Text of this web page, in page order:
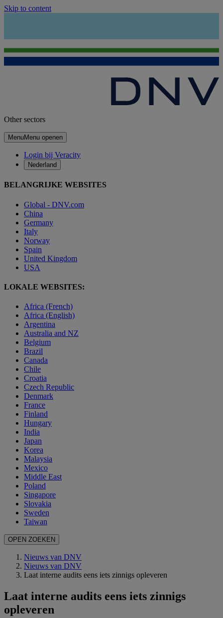
Skip to content
Other sectors
MenuMenu openen
Login bij Veracity
Nederland
BELANGRIJKE WEBSITES
Global - DNV.com
China
Germany
Italy
Norway
Spain
United Kingdom
USA
LOKALE WEBSITES:
Africa (French)
Africa (English)
Argentina
Australia and NZ
Belgium
Brazil
Canada
Chile
Croatia
Czech Republic
Denmark
France
Finland
Hungary
India
Japan
Korea
Malaysia
Mexico
Middle East
Poland
Singapore
Slovakia
Sweden
Taiwan
OPEN ZOEKEN
Nieuws van DNV
Nieuws van DNV
Laat interne audits eens iets zinnigs opleveren
Laat interne audits eens iets zinnigs
opleveren